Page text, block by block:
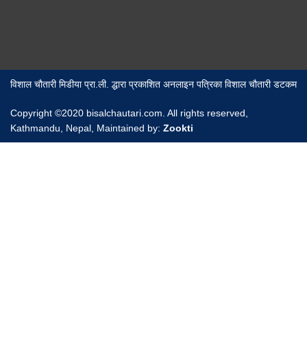
विशाल चौतारी मिडीया प्रा.ली. द्धारा प्रकाशित अनलाइन पत्रिका विशाल चौतारी डटकम
Copyright ©2020 bisalchautari.com. All rights reserved,
Kathmandu, Nepal, Maintained by: Zookti